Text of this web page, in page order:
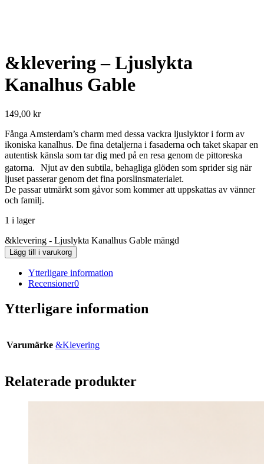
&klevering – Ljuslykta
Kanalhus Gable
149,00 kr
Fånga Amsterdam’s charm med dessa vackra ljuslyktor i form av
ikoniska kanalhus. De fina detaljerna i fasaderna och taket skapar en
autentisk känsla som tar dig med på en resa genom de pittoreska
gatorna. Njut av den subtila, behagliga glöden som sprider sig när
ljuset passerar genom det fina porslinsmaterialet.
De passar utmärkt som gåvor som kommer att uppskattas av vänner
och familj.
1 i lager
&klevering - Ljuslykta Kanalhus Gable mängd
Lägg till i varukorg
Ytterligare information
Recensioner0
Ytterligare information
Varumärke &Klevering
Relaterade produkter